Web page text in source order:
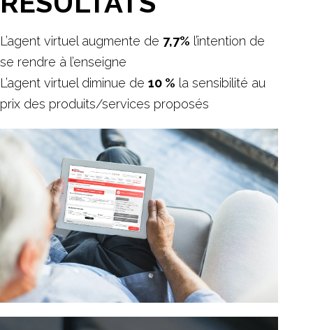
L’agent virtuel augmente de 7,7% l’intention de
se rendre à l’enseigne
L’agent virtuel diminue de 10 % la sensibilité au
prix des produits/services proposés